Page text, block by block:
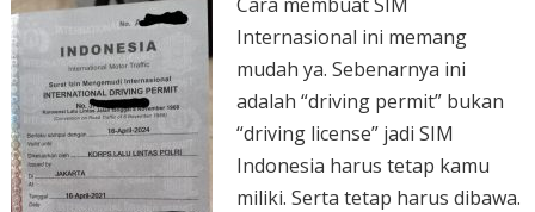
Internasional ini memang
mudah ya. Sebenarnya ini
adalah “driving permit” bukan
“driving license” jadi SIM
Indonesia harus tetap kamu
miliki. Serta tetap harus dibawa.